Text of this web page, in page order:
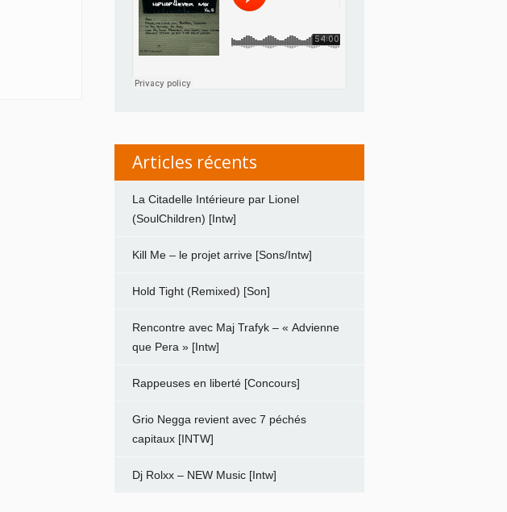
Articles récents
La Citadelle Intérieure par Lionel
(SoulChildren) [Intw]
Kill Me – le projet arrive [Sons/Intw]
Hold Tight (Remixed) [Son]
Rencontre avec Maj Trafyk – « Advienne
que Pera » [Intw]
Rappeuses en liberté [Concours]
Grio Negga revient avec 7 péchés
capitaux [INTW]
Dj Rolxx – NEW Music [Intw]